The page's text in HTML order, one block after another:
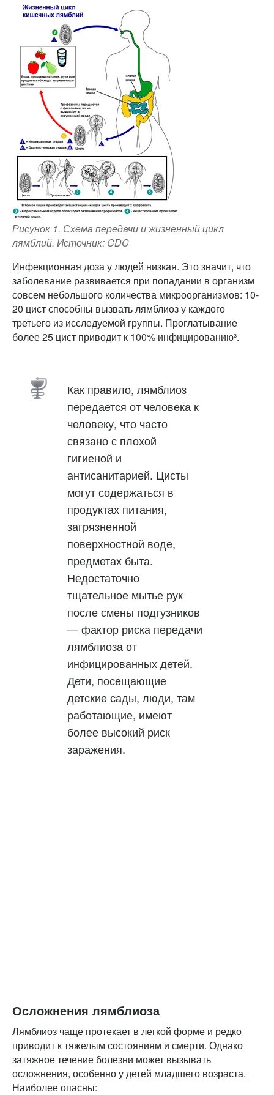
Рисунок 1. Схема передачи и жизненный цикл
лямблий. Источник: CDC
Инфекционная доза у людей низкая. Это значит, что
заболевание развивается при попадании в организм
совсем небольшого количества микроорганизмов: 10-
20 цист способны вызвать лямблиоз у каждого
третьего из исследуемой группы. Проглатывание
более 25 цист приводит к 100% инфицированию³.
Как правило, лямблиоз
передается от человека к
человеку, что часто
связано с плохой
гигиеной и
антисанитарией. Цисты
могут содержаться в
продуктах питания,
загрязненной
поверхностной воде,
предметах быта.
Недостаточно
тщательное мытье рук
после смены подгузников
— фактор риска передачи
лямблиоза от
инфицированных детей.
Дети, посещающие
детские сады, люди, там
работающие, имеют
более высокий риск
заражения.
Осложнения лямблиоза
Лямблиоз чаще протекает в легкой форме и редко
приводит к тяжелым состояниям и смерти. Однако
затяжное течение болезни может вызывать
осложнения, особенно у детей младшего возраста.
Наиболее опасны: